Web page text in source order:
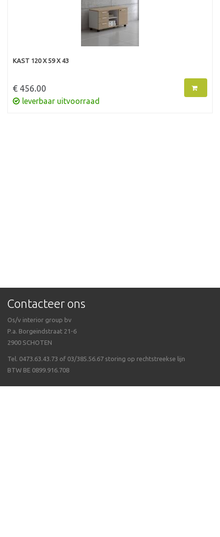
KAST 120 X 59 X 43
€ 456.00
leverbaar uitvoorraad
Contacteer ons
Os/v interior group bv
P.a. Borgeindstraat 21-6
2900 SCHOTEN
Tel. 0473.63.43.73 of 03/385.56.67 storing op rechtstreekse lijn
BTW BE 0899.916.708